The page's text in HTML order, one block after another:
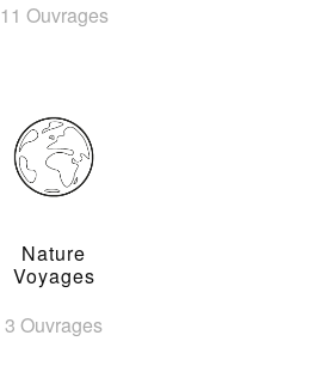
11 Ouvrages
Nature
Voyages
3 Ouvrages